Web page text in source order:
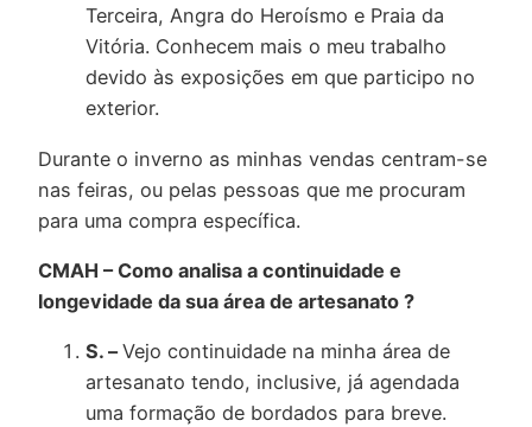
Terceira, Angra do Heroísmo e Praia da
Vitória. Conhecem mais o meu trabalho
devido às exposições em que participo no
exterior.
Durante o inverno as minhas vendas centram-se
nas feiras, ou pelas pessoas que me procuram
para uma compra específica.
CMAH – Como analisa a continuidade e
longevidade da sua área de artesanato ?
S. –Vejo continuidade na minha área de
artesanato tendo, inclusive, já agendada
uma formação de bordados para breve.